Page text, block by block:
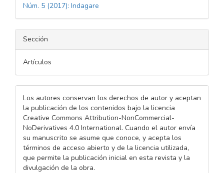
Núm. 5 (2017): Indagare
Sección
Artículos
Los autores conservan los derechos de autor y aceptan
la publicación de los contenidos bajo la licencia
Creative Commons Attribution-NonCommercial-
NoDerivatives 4.0 International. Cuando el autor envía
su manuscrito se asume que conoce, y acepta los
términos de acceso abierto y de la licencia utilizada,
que permite la publicación inicial en esta revista y la
divulgación de la obra.